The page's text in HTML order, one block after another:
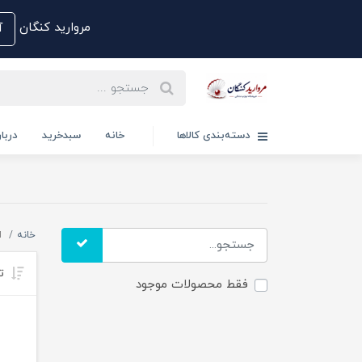
مروارید کنگان
دسته‌بندی کالاها خانه سبدخرید
فقط محصولات موجود
خانه